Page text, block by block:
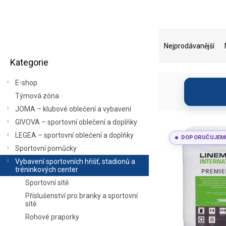
poradíme s
n
l
kategorie
Kategorie
E-shop
Týmová zóna
JOMA – klubové oblečení a vybavení
GIVOVA – sportovní oblečení a doplňky
LEGEA – sportovní oblečení a doplňky
Sportovní pomůcky
Vybavení sportovních hřišť, stadionů a
tréninkových center
Sportovní sítě
Příslušenství pro branky a sportovní
sítě
Rohové praporky
Nejprodávanější